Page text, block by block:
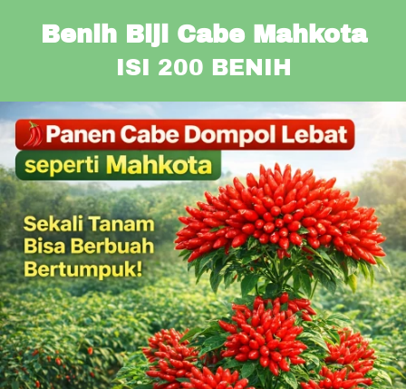
Benih Biji Cabe Mahkota
ISI 200 BENIH